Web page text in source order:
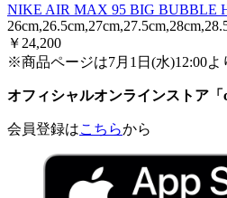
NIKE AIR MAX 95 BIG BUBBLE
￥24,200
※商品ページは7月1日(水)12:00よ
オフィシャルオンラインストア「
会員登録はこちらから